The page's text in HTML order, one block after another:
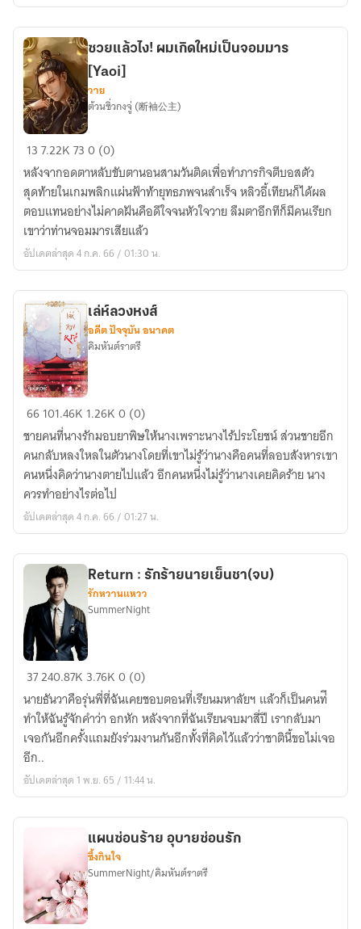
ซวย
แล้ว
ไง!
ผม
เกิด
ใหม่
เป็น
มาร
[Yaoi]
ซวยแล้วไง! ผมเกิดใหม่เป็นจอมมาร
[Yaoi]
วาย
ต้วนซิ่วกงจู่ (断袖公主)
137.22K730 (0)
หลังจากอดตาหลับขับตานอนสามวันติดเพื่อทำภารกิจตีบอสตัว
สุดท้ายในเกมพลิกแผ่นฟ้าท้ายุทธภพจนสำเร็จ หลิวอี้เทียนก็ได้ผล
ตอบแทนอย่างไม่คาดฝันคือดีใจจนหัวใจวาย ลืมตาอีกทีก็มีคนเรียก
เขาว่าท่านจอมมารเสียแล้ว
อัปเดตล่าสุด 4 ก.ค. 66 / 01:30 น.
เล่ห์
หงส์
เล่ห์ลวงหงส์
อดีต ปัจจุบัน อนาคต
คิมหันต์ราตรี
66101.46K 1.26K0 (0)
ชายคนที่นางรักมอบยาพิษให้นางเพราะนางไร้ประโยชน์ ส่วนชายอีก
คนกลับหลงใหลในตัวนางโดยที่เขาไม่รู้ว่านางคือคนที่ลอบสังหารเขา
คนหนึ่งคิดว่านางตายไปแล้ว อีกคนหนึ่งไม่รู้ว่านางเคยคิดร้าย นาง
ควรทำอย่างไรต่อไป
อัปเดตล่าสุด 4 ก.ค. 66 / 01:27 น.
Return
รัก
ร้าย
นาย
เย็น
ชา(จบ)
Return : รักร้ายนายเย็นชา(จบ)
รักหวานแหวว
SummerNight
37240.87K 3.76K0 (0)
นายธันวาคือรุ่นพี่ที่ฉันเคยชอบตอนที่เรียนมหาลัยฯ แล้วก็เป็นคนท่ี
ทำให้ฉันรู้จักคำว่า อกหัก หลังจากที่ฉันเรียนจบมาสี่ปี เรากลับมา
เจอกันอีกครั้งแถมยังร่วมงานกันอีกทั้งที่คิดไว้แล้วว่าชาตินี้ขอไม่เจอ
อีก..
อัปเดตล่าสุด 1 พ.ย. 65 / 11:44 น.
แผนซ่อนร้าย อุบายซ่อนรัก
ซึ้งกินใจ
SummerNight/คิมหันต์ราตรี